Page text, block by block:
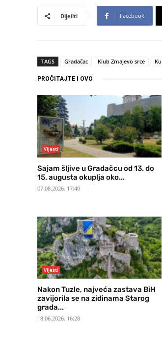
Dijeliti Facebook
TAGS Gradačac Klub Zmajevo srce
PROČITAJTE I OVO
Vijesti
Sajam šljive u Gradačcu od 13. do
15. augusta okuplja oko...
07.08.2026. 17:40
Vijesti
Nakon Tuzle, najveća zastava BiH
zavijorila se na zidinama Starog
grada...
18.06.2026. 16:28